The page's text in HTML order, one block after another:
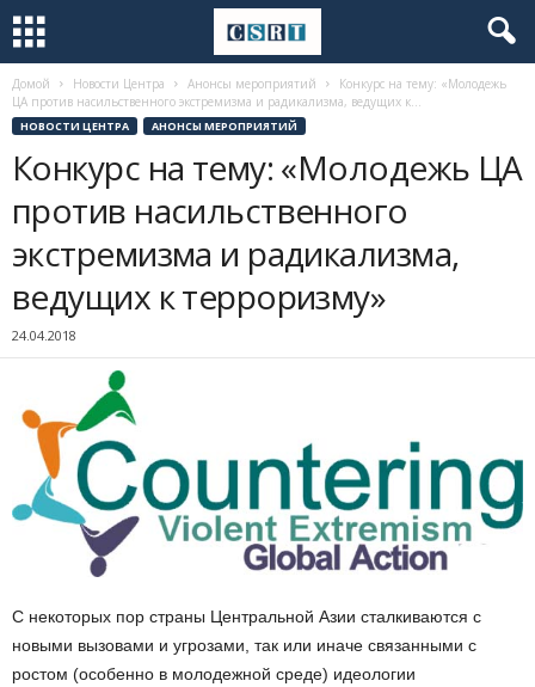
Домой Новости Центра Анонсы мероприятий
Конкурс на тему: «Молодежь
ЦА против насильственного экстремизма и радикализма, ведущих к...
НОВОСТИ ЦЕНТРА АНОНСЫ МЕРОПРИЯТИЙ
Конкурс на тему: «Молодежь ЦА
против насильственного
экстремизма и радикализма,
ведущих к терроризму»
24.04.2018
С некоторых пор страны Центральной Азии сталкиваются с
новыми вызовами и угрозами, так или иначе связанными с
ростом (особенно в молодежной среде) идеологии